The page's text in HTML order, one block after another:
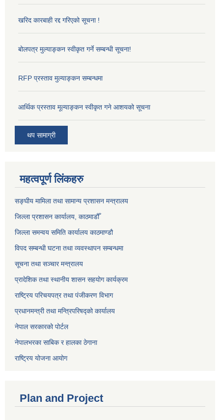
खरिद कारबाही रद्द गरिएको सूचना !
बोलपत्र मुल्याङ्कन स्वीकृत गर्ने सम्बन्धी सूचना!
RFP प्रस्ताव मुल्याङ्कन सम्बन्धमा
आर्थिक प्रस्ताव मूल्याङ्कन स्वीकृत गने आशयको सूचना
थप सामाग्री
महत्वपूर्ण लिंकहरु
सङ्‍घीय मामिला तथा सामान्य प्रशासन मन्त्रालय
जिल्ला प्रशासन कार्यालय, काठमाडौँ
जिल्ला समन्वय समिति कार्यालय काठमाण्ड‌ौ
विपद सम्बन्धी घटना तथा व्यवस्थापन सम्बन्धमा
सूचना तथा सञ्चार मन्त्रालय
प्रादेशिक तथा स्थानीय शासन सहयोग कार्यक्रम
राष्ट्रिय परिचयपत्र तथा पंजीकरण विभाग
प्रधानमन्त्री तथा मन्त्रिपरिषद्को कार्यालय
नेपाल सरकारको पोर्टल
नेपालभरका साबिक र हालका ठेगाना
राष्ट्रिय योजना आयोग
Plan and Project